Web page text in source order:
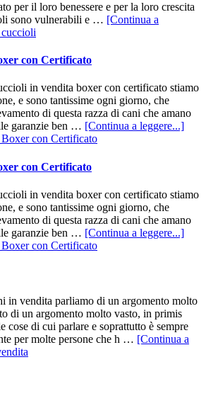
per il loro benessere e per la loro crescita
sono vulnerabili e … [Continua a
con Certificato
in vendita boxer con certificato stiamo
e sono tantissime ogni giorno, che
di questa razza di cani che amano
garanzie ben … [Continua a leggere...]
con Certificato
con Certificato
in vendita boxer con certificato stiamo
e sono tantissime ogni giorno, che
di questa razza di cani che amano
garanzie ben … [Continua a leggere...]
con Certificato
in vendita parliamo di un argomento molto
di un argomento molto vasto, in primis
cose di cui parlare e soprattutto è sempre
per molte persone che h … [Continua a